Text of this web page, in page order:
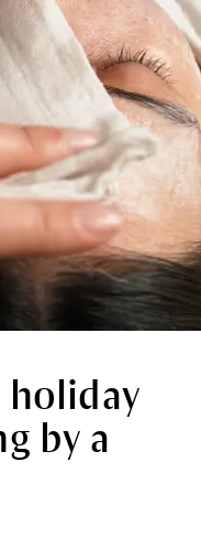
holiday
by a